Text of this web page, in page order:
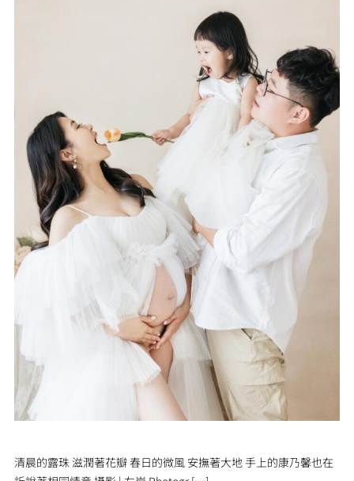
清晨的露珠 滋潤著花瓣 春日的微風 安撫著大地 手上的康乃馨也在